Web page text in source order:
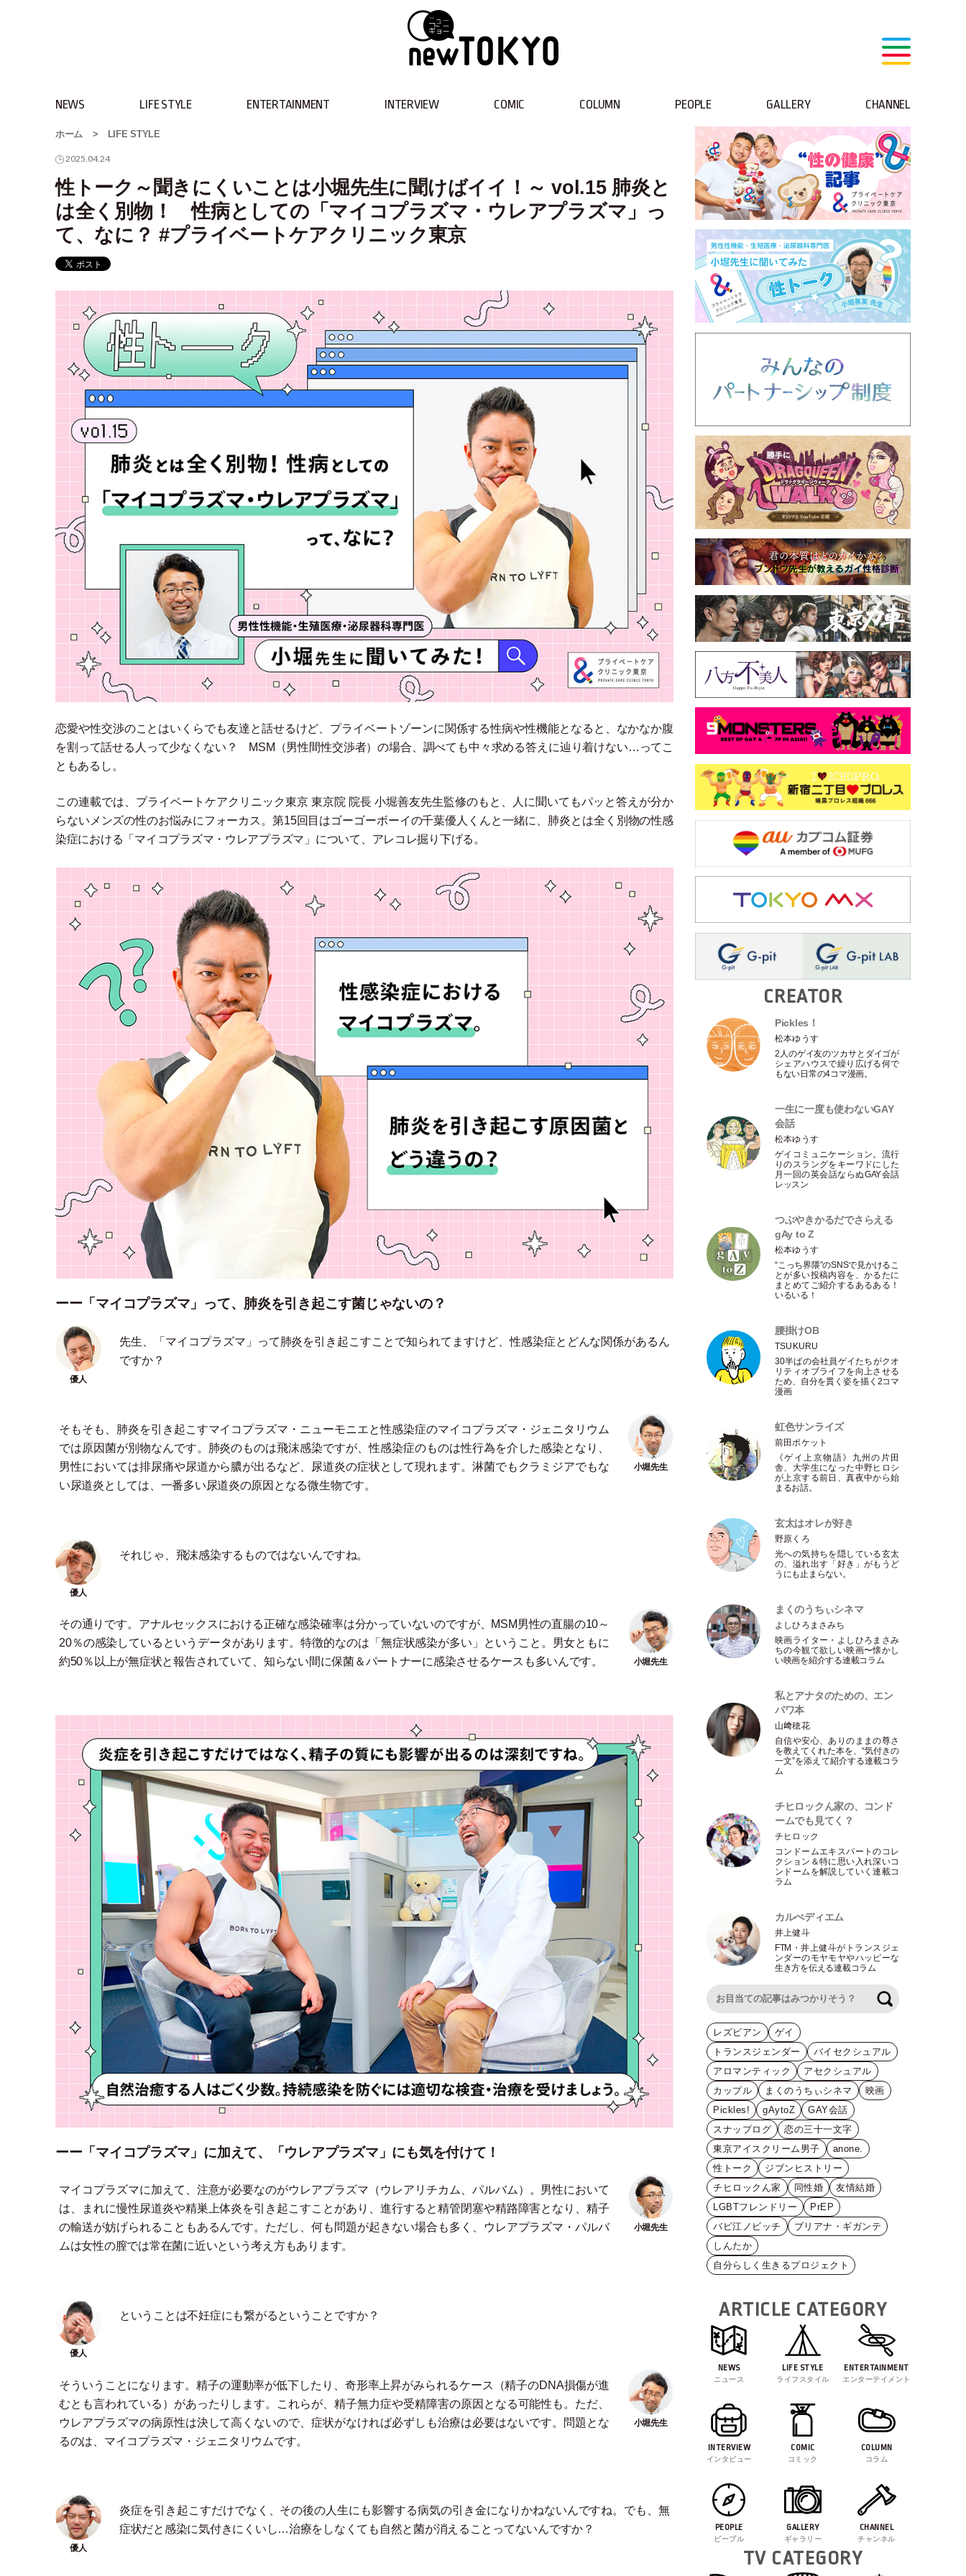
NEWS LIFE STYLE ENTERTAINMENT INTERVIEW COMIC COLUMN PEOPLE GALLERY CHANNEL
ホーム > LIFE STYLE
2025.04.24
性トーク～聞きにくいことは小堀先生に聞けばイイ！～ vol.15 肺炎と
は全く別物！ 性病としての「マイコプラズマ・ウレアプラズマ」っ
て、なに？ #プライベートケアクリニック東京
恋愛や性交渉のことはいくらでも友達と話せるけど、プライベートゾーンに関係する性病や性機能となると、なかなか腹
を割って話せる人って少なくない？ MSM （男性間性交渉者）の場合、調べても中々求める答えに辿り着けない…ってこ
ともあるし。
この連載では、プライベートケアクリニック東京 東京院 院長 小堀善友先生監修のもと、人に聞いてもパッと答えが分か
らないメンズの性のお悩みにフォーカス。第15回目はゴーゴーボーイの千葉優人くんと一緒に、肺炎とは全く別物の性感
染症における 「 マイコプラズマ ・ ウレアプラズマ 」 について、アレコレ掘り下げる。
ーー「マイコプラズマ」って、肺炎を引き起こす菌じゃないの？
先生、 「 マイコプラズマ 」
って肺炎を引き起こすことで知られてますけど、性感染症とどんな関係があるん
ですか？
そもそも、肺炎を引き起こすマイコプラズマ ・ ニューモニエと性感染症のマイコプラズマ ・ ジェニタリウム
では原因菌が別物なんです。肺炎のものは飛沫感染ですが、性感染症のものは性行為を介した感染となり、
男性においては排尿痛や尿道から膿が出るなど、尿道炎の症状として現れます。淋菌でもクラミジアでもな
い尿道炎としては、一番多い尿道炎の原因となる微生物です。
それじゃ、飛沫感染するものではないんですね。
その通りです。アナルセックスにおける正確な感染確率は分かっていないのですが、MSM男性の直腸の10～
20％の感染しているというデータがあります。特徴的なのは 「 無症状感染が多い 」
ということ。男女ともに
約50％以上が無症状と報告されていて、知らない間に保菌＆パートナーに感染させるケースも多いんです。
ーー「マイコプラズマ」に加えて、「ウレアプラズマ」にも気を付けて！
マイコプラズマに加えて、注意が必要なのがウレアプラズマ （ ウレアリチカム、パルバム） 。男性において
は、まれに慢性尿道炎や精巣上体炎を引き起こすことがあり、進行すると精管閉塞や精路障害となり、精子
の輸送が妨げられることもあるんです。ただし、何も問題が起きない場合も多く、ウレアプラズマ ・パルバ
ムは女性の膣では常在菌に近いという考え方もあります。
ということは不妊症にも繋がるということですか？
そういうことになります。精子の運動率が低下したり、奇形率上昇がみられるケース （精子のDNA損傷が進
むとも言われている ） があったりします。これらが、精子無力症や受精障害の原因となる可能性も。ただ、
ウレアプラズマの病原性は決して高くないので、症状がなければ必ずしも治療は必要はないです。問題とな
るのは、マイコプラズマ ・ ジェニタリウムです。
炎症を引き起こすだけでなく、その後の人生にも影響する病気の引き金になりかねないんですね。でも、無
症状だと感染に気付きにくいし…治療をしなくても自然と菌が消えることってないんですか？
CREATOR
Pickles！
松本ゆうす
2人のゲイ友のツカサとダイゴが
シェアハウスで繰り広げる何で
もない日常の4コマ漫画。
一生に一度も使わないGAY
会話
松本ゆうす
ゲイコミュニケーション。流行
りのスラングをキーワドにした
月一回の英会話ならぬGAY会話
レッスン
つぶやきかるだでさらえる
gAy to Z
松本ゆうす
“こっち界隈”のSNSで見かけるこ
とが多い投稿内容を、かるたに
まとめてご紹介するあるある！
いるいる！
腰掛けOB
TSUKURU
30半ばの会社員ゲイたちがクオ
リティオブライフを向上させる
ため、自分を貫く姿を描く2コマ
漫画
虹色サンライズ
前田ポケット
《ゲイ上京物語》九州の片田
舎、大学生になった中野ヒロシ
が上京する前日、真夜中から始
まるお話。
玄太はオレが好き
野原くろ
光への気持ちを隠している玄太
の、溢れ出す 「好き 」がもうど
うにも止まらない。
まくのうちぃシネマ
よしひろまさみち
映画ライター ・ よしひろまさみ
ちの今観て欲しい映画〜懐かし
い映画を紹介する連載コラム
私とアナタのための、エン
パワ本
山﨑穂花
自信や安心、ありのままの尊さ
を教えてくれた本を、“気付きの
一文”を添えて紹介する連載コラ
ム
チヒロックん家の、コンド
ームでも見てく？
チヒロック
コンドームエキスパートのコレ
クション＆特に思い入れ深いコ
ンドームを解説していく連載コ
ラム
カルぺディエム
井上健斗
FTM ・井上健斗がトランスジェ
ンダーのモヤモヤやハッピーな
生き方を伝える連載コラム
レズビアン
ゲイ
トランスジェンダー
バイセクシュアル
アロマンティック
アセクシュアル
カップル
まくのうちぃシネマ
映画
Pickles!
gAytoZ
GAY会話
スナップログ
恋の三十一文字
東京アイスクリーム男子
anone.
性トーク
ジブンヒストリー
チヒロックん家
同性婚
友情結婚
LGBTフレンドリー
PrEP
バビ江ノビッチ
ブリアナ・ギガンテ
しんたか
自分らしく生きるプロジェクト
ARTICLE CATEGORY
NEWS
ニュース
LIFE STYLE
ライフスタイル
ENTERTAINMENT
エンターテイメント
INTERVIEW
インタビュー
COMIC
コミック
COLUMN
コラム
PEOPLE
ピープル
GALLERY
ギャラリー
CHANNEL
チャンネル
TV CATEGORY